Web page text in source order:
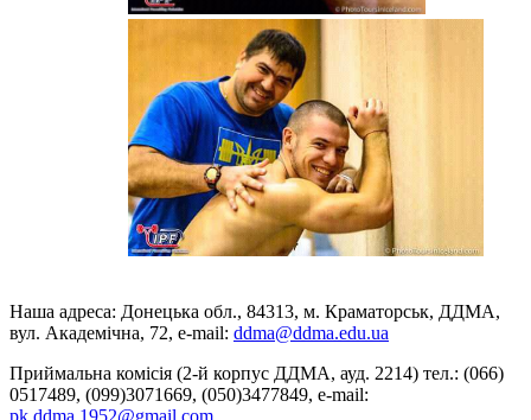
Наша адреса: Донецька обл., 84313, м. Краматорськ, ДДМА,
вул. Академічна, 72, е-mail: ddma@ddma.edu.ua
Приймальна комісія (2-й корпус ДДМА, ауд. 2214) тел.: (066)
0517489, (099)3071669, (050)3477849, e-mail:
pk.ddma.1952@gmail.com